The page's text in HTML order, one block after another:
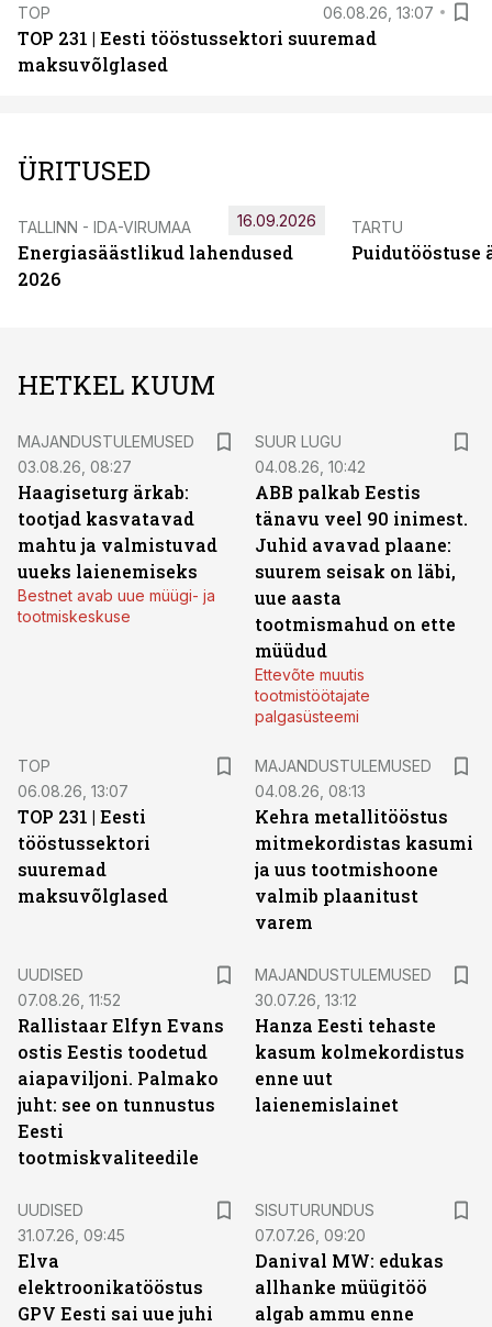
TOP 06.08.26, 13:07
TOP 231 | Eesti tööstussektori suuremad
maksuvõlglased
ÜRITUSED
TALLINN - IDA-VIRUMAA
Energiasäästlikud lahendused
2026
16.09.2026 TARTU
Puidutööstuse
HETKEL KUUM
MAJANDUSTULEMUSED
03.08.26, 08:27
Haagiseturg ärkab:
tootjad kasvatavad
mahtu ja valmistuvad
uueks laienemiseks
Bestnet avab uue müügi- ja
tootmiskeskuse
SUUR LUGU
04.08.26, 10:42
ABB palkab Eestis
tänavu veel 90 inimest.
Juhid avavad plaane:
suurem seisak on läbi,
uue aasta
tootmismahud on ette
müüdud
Ettevõte muutis
tootmistöötajate
palgasüsteemi
TOP
06.08.26, 13:07
TOP 231 | Eesti
tööstussektori
suuremad
maksuvõlglased
MAJANDUSTULEMUSED
04.08.26, 08:13
Kehra metallitööstus
mitmekordistas kasumi
ja uus tootmishoone
valmib plaanitust
varem
UUDISED
07.08.26, 11:52
Rallistaar Elfyn Evans
ostis Eestis toodetud
aiapaviljoni. Palmako
juht: see on tunnustus
Eesti
tootmiskvaliteedile
MAJANDUSTULEMUSED
30.07.26, 13:12
Hanza Eesti tehaste
kasum kolmekordistus
enne uut
laienemislainet
UUDISED
31.07.26, 09:45
Elva
elektroonikatööstus
GPV Eesti sai uue juhi
SISUTURUNDUS
07.07.26, 09:20
Danival MW: edukas
allhanke müügitöö
algab ammu enne